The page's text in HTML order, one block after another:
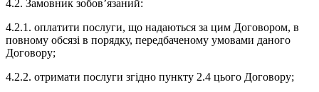
4.2. Замовник зобов’язаний:
4.2.1. оплатити послуги, що надаються за цим Договором, в
повному обсязі в порядку, передбаченому умовами даного
Договору;
4.2.2. отримати послуги згідно пункту 2.4 цього Договору;